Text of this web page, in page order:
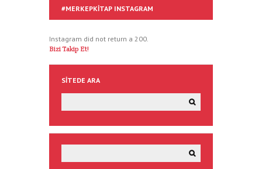
#MERKEPKITAP INSTAGRAM
Instagram did not return a 200.
Bizi Takip Et!
SITEDE ARA